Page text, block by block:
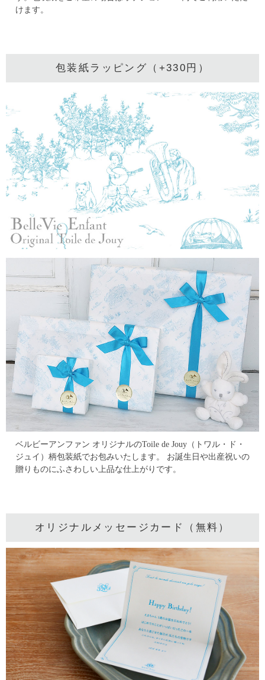
けます。
包装紙ラッピング（+330円）
ベルビーアンファン オリジナルのToile de Jouy（トワル・ド・
ジュイ）柄包装紙でお包みいたします。
お誕生日や出産祝いの
贈りものにふさわしい上品な仕上がりです。
オリジナルメッセージカード（無料）